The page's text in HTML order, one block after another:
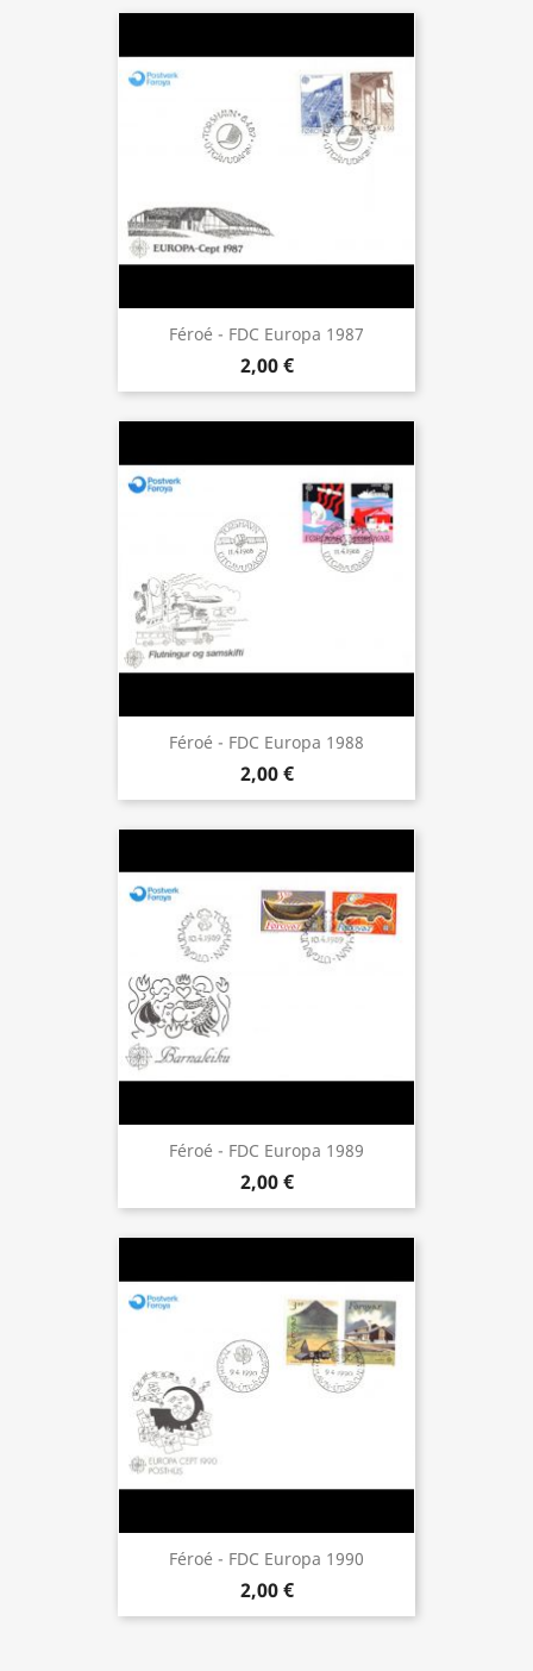
Féroé - FDC Europa 1987
2,00 €
Féroé - FDC Europa 1988
2,00 €
Féroé - FDC Europa 1989
2,00 €
Féroé - FDC Europa 1990
2,00 €